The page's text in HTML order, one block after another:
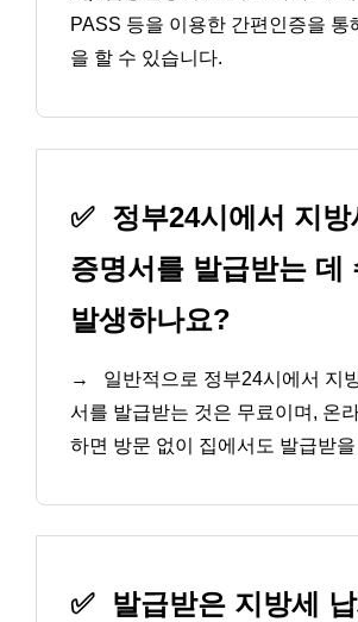
PASS 등을 이용한 간편인증을 통
을 할 수 있습니다.
✅ 정부24시에서 지방
증명서를 발급받는 데
발생하나요?
→
일반적으로 정부24시에서 지
서를 발급받는 것은 무료이며, 온
하면 방문 없이 집에서도 발급받
✅
발급받은 지방세